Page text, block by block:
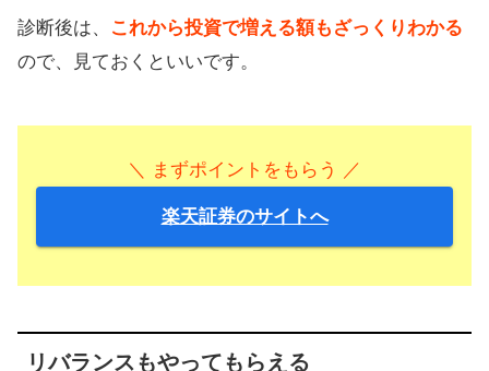
診断後は、
これから投資で増える額もざっくりわかる
ので、見ておくといいです。
＼ まずポイントをもらう ／
楽天証券のサイトへ
リバランスもやってもらえる